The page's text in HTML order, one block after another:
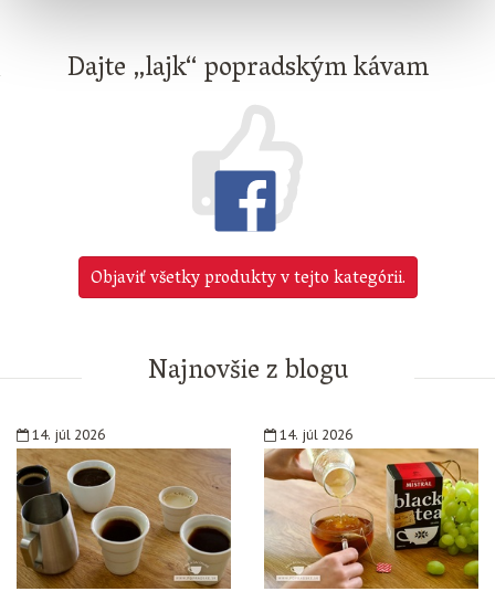
Dajte „lajk“ popradským kávam
Objaviť všetky produkty v tejto kategórii.
Najnovšie z blogu
14. júl 2026 14. júl 2026